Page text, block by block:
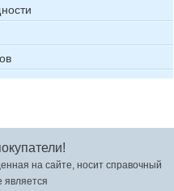
на сайте, носит справочный
является